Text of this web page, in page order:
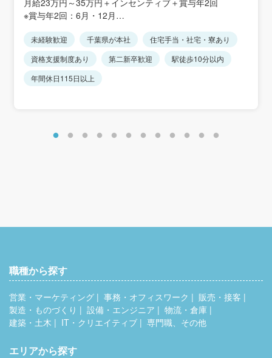
＜アクセス＞
JR総武線「下総中山駅」より徒歩15分
※各店舗 車通勤応相談
※賞与年2回：6月・12月
※経験・能力を考慮します。
＜モデル年収＞
入社1年目：年収370万円
未経験歓迎 千葉県が本社
住宅手当・社宅・寮あり
資格支援制度あり
第二新卒歓迎
駅徒歩10分以内
年間休日115日以上
職種から探す
営業・マーケティング 事務・オフィスワーク
販売・接客
製造・ものづくり
設備・エンジニア
物流・倉庫
建築・土木
IT・クリエイティブ 専門職、その他
エリアから探す